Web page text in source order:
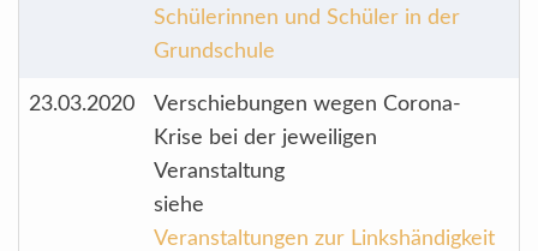
Schülerinnen und Schüler in der
Grundschule
23.03.2020
Verschiebungen wegen Corona-
Krise bei der jeweiligen
Veranstaltung
siehe
Veranstaltungen zur Linkshändigkeit